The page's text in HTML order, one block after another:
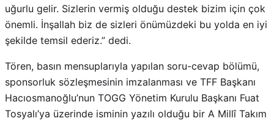
uğurlu gelir. Sizlerin vermiş olduğu destek bizim için çok
önemli. İnşallah biz de sizleri önümüzdeki bu yolda en iyi
şekilde temsil ederiz.” dedi.
Tören, basın mensuplarıyla yapılan soru-cevap bölümü,
sponsorluk sözleşmesinin imzalanması ve TFF Başkanı
Hacıosmanoğlu’nun TOGG Yönetim Kurulu Başkanı Fuat
Tosyalı’ya üzerinde isminin yazılı olduğu bir A Millî Takım